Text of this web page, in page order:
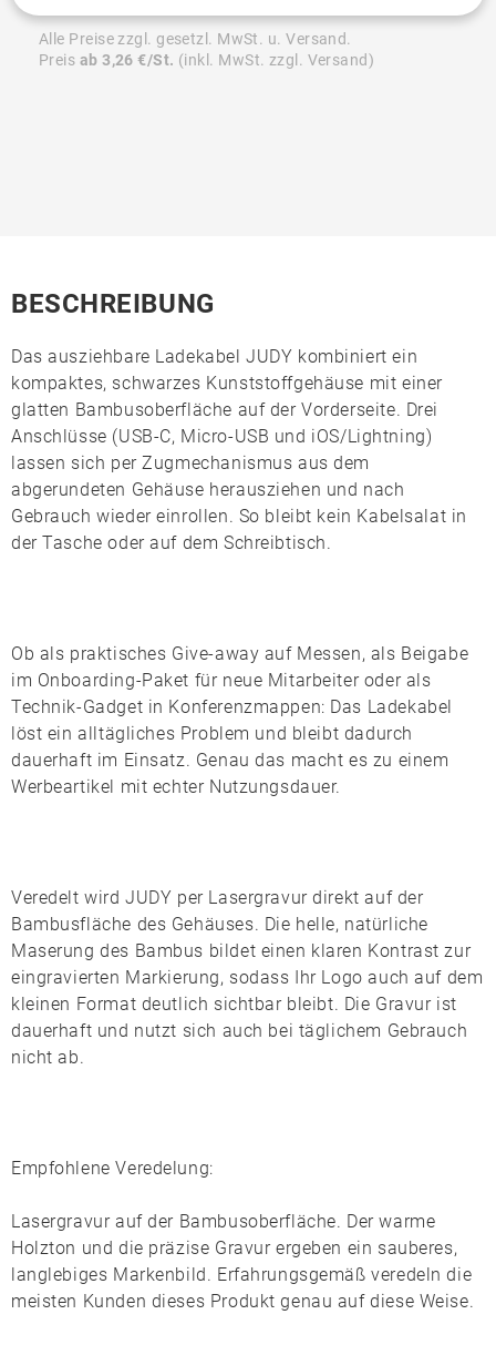
Alle Preise zzgl. gesetzl. MwSt. u. Versand.
Preis ab 3,26 €/St. (inkl. MwSt. zzgl. Versand)
BESCHREIBUNG
Das ausziehbare LadekabelJUDY kombiniert ein
kompaktes, schwarzes Kunststoffgehäuse mit einer
glatten Bambusoberfläche auf der Vorderseite. Drei
Anschlüsse (USB-C, Micro-USB und iOS/Lightning)
lassen sich per Zugmechanismus aus dem
abgerundeten Gehäuse herausziehen und nach
Gebrauch wieder einrollen. So bleibt kein Kabelsalat in
der Tasche oder auf dem Schreibtisch.
Ob als praktisches Give-away auf Messen, als Beigabe
im Onboarding-Paket für neue Mitarbeiter oder als
Technik-Gadget in Konferenzmappen: Das Ladekabel
löst ein alltägliches Problem und bleibt dadurch
dauerhaft im Einsatz. Genau das macht es zu einem
Werbeartikel mit echter Nutzungsdauer.
Veredelt wirdJUDY per Lasergravurdirekt auf der
Bambusfläche des Gehäuses. Die helle, natürliche
Maserung des Bambus bildet einen klaren Kontrast zur
eingravierten Markierung, sodass Ihr Logo auch auf dem
kleinen Format deutlich sichtbar bleibt. Die Gravur ist
dauerhaft und nutzt sich auch bei täglichem Gebrauch
nicht ab.
Empfohlene Veredelung:
Lasergravurauf der Bambusoberfläche. Der warme
Holzton und die präzise Gravur ergeben ein sauberes,
langlebiges Markenbild. Erfahrungsgemäß veredeln die
meisten Kunden dieses Produkt genau auf diese Weise.